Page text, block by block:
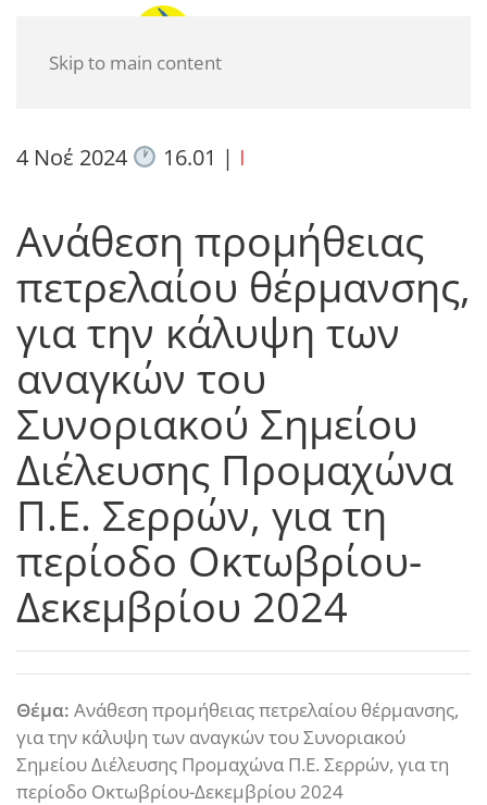
Skip to main content
4 Νοέ 2024 16.01 | I
Ανάθεση προμήθειας
πετρελαίου θέρμανσης,
για την κάλυψη των
αναγκών του
Συνοριακού Σημείου
Διέλευσης Προμαχώνα
Π.Ε. Σερρών, για τη
περίοδο Οκτωβρίου-
Δεκεμβρίου 2024
Θέμα: Ανάθεση προμήθειας πετρελαίου θέρμανσης,
για την κάλυψη των αναγκών του Συνοριακού
Σημείου Διέλευσης Προμαχώνα Π.Ε. Σερρών, για τη
περίοδο Οκτωβρίου-Δεκεμβρίου 2024